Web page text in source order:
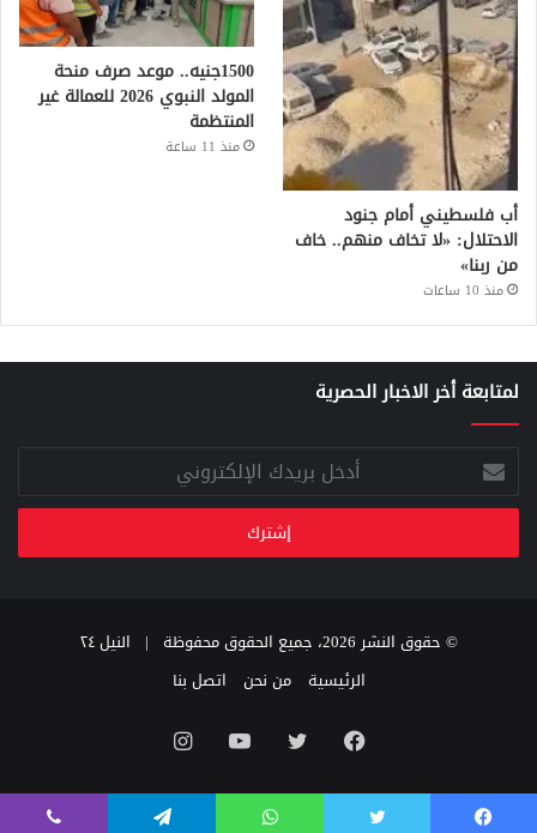
أب فلسطيني أمام جنود
الاحتلال: «لا تخاف منهم.. خاف
من ربنا»
منذ 10 ساعات
1500جنيه.. موعد صرف منحة
المولد النبوي 2026 للعمالة غير
المنتظمة
منذ 11 ساعة
لمتابعة أخر الاخبار الحصرية
أدخل
بريدك
الإلكتروني
© حقوق النشر 2026، جميع الحقوق محفوظة |
النيل ٢٤
الرئيسية
من نحن اتصل بنا
فيسبوك تويتر يوتيوب